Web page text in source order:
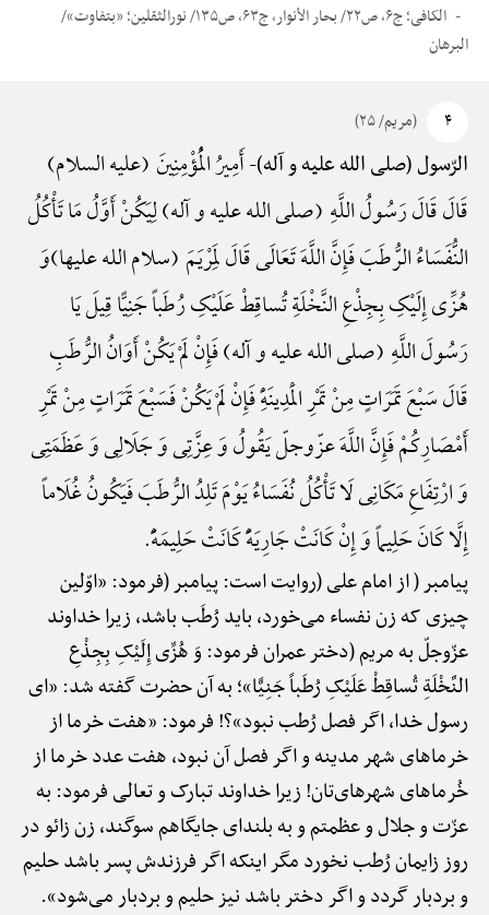
الکافی؛ ج۶، ص۲۲/ بحار الأنوار، ج۶۳، ص۱۳۵/ نورالثقلین؛ «بتفاوت»/
البرهان
۴ (مریم/ ۲۵)
الرّسول (صلی الله علیه و آله)-أَمِیرُ الْمُؤْمِنِینَ (علیه السلام)
قَالَ قَالَ رَسُولُ اللَّهِ (صلی الله علیه و آله) لِیَکُنْ أَوَّلُ مَا تَأْکُلُ
النُّفَسَاءُ الرُّطَبَ فَإِنَّ اللَّهَ تَعَالَی قَالَ لِمَرْیَمَ (سلام الله علیها)وَ
هُزِّی إِلَیْکِ بِجِذْعِ النَّخْلَةِ تُساقِطْ عَلَیْکِ رُطَباً جَنِیًّا قِیلَ یَا
رَسُولَ اللَّهِ (صلی الله علیه و آله) فَإِنْ لَمْ یَکُنْ أَوَانُ الرُّطَبِ
قَالَ سَبْعَ تَمَرَاتٍ مِنْ تَمْرِ الْمَدِینَهًِْ فَإِنْ لَمْ یَکُنْ فَسَبْعَ تَمَرَاتٍ مِنْ تَمْرِ
أَمْصَارِکُمْ فَإِنَّ اللَّهَ عزّوجلّ یَقُولُ وَ عِزَّتِی وَ جَلَالِی وَ عَظَمَتِی
وَ ارْتِفَاعِ مَکَانِی لَا تَأْکُلُ نُفَسَاءُ یَوْمَ تَلِدُ الرُّطَبَ فَیَکُونُ غُلَاماً
إِلَّا کَانَ حَلِیماً وَ إِنْ کَانَتْ جَارِیَهًًْ کَانَتْ حَلِیمَهًًْ.
پیامبر ( از امام علی (روایت است: پیامبر (فرمود: «اوّلین
چیزی که زن نفساء می‌خورد، باید رُطَب باشد، زیرا خداوند
عزّوجلّ به مریم (دختر عمران فرمود: وَ هُزِّی إِلَیْکِ بِجِذْعِ
النَّخْلَةِ تُساقِطْ عَلَیْکِ رُطَباً جَنِیًّا»؛ به آن حضرت گفته شد: «ای
رسول خدا، اگر فصل رُطب نبود»؟! فرمود: «هفت خرما از
خرماهای شهر مدینه و اگر فصل آن نبود، هفت عدد خرما از
خُرماهای شهرهای‌تان! زیرا خداوند تبارک و تعالی فرمود: به
عزّت و جلال و عظمتم و به بلندای جایگاهم سوگند، زن زائو در
روز زایمان رُطب نخورد مگر اینکه اگر فرزندش پسر باشد حلیم
و بردبار گردد و اگر دختر باشد نیز حلیم و بردبار می‌شود».